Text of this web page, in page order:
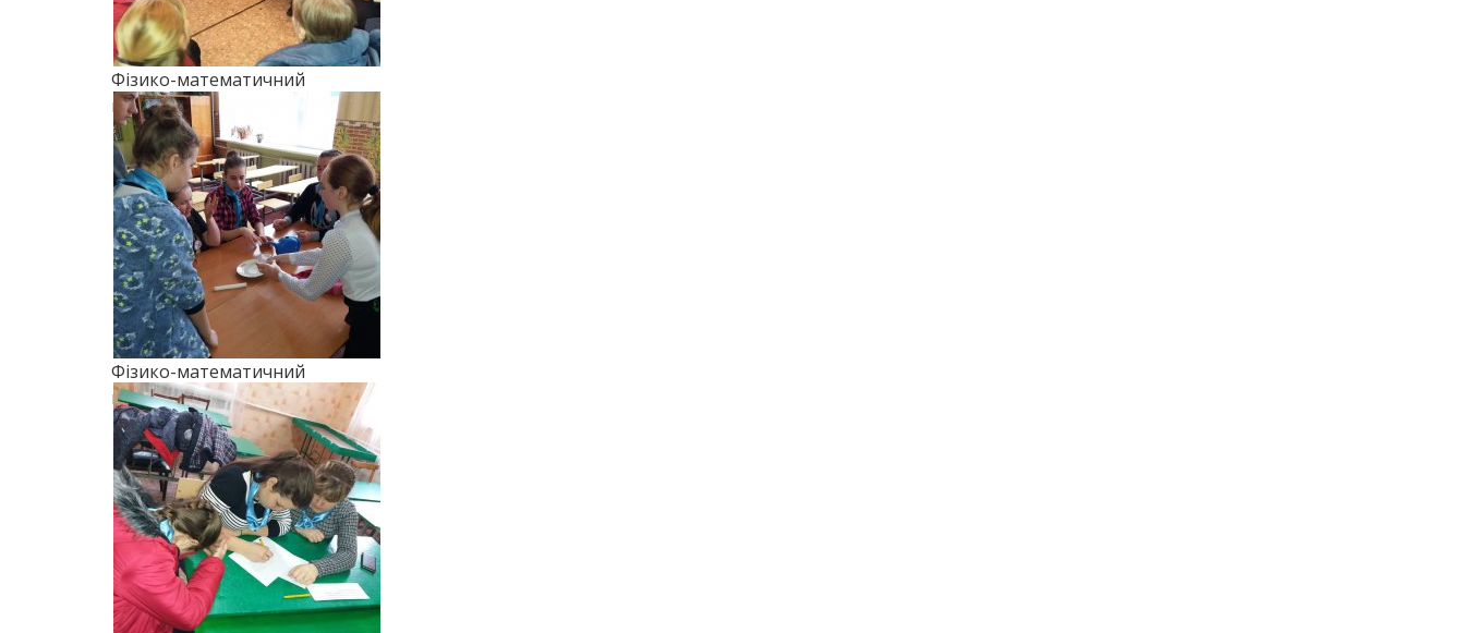
Фізико-математичний
марафон (2018)
Фізико-математичний
марафон (2018)